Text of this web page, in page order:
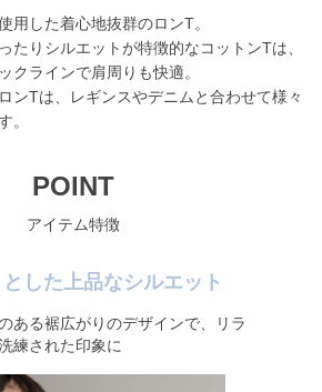
用した着心地抜群のロンT。
たりシルエットが特徴的なコットンTは、
クラインで肩周りも快適。
ンTは、レギンスやデニムと合わせて様々
。
POINT
アイテム特徴
した上品なシルエット
ある裾広がりのデザインで、リラ
練された印象に